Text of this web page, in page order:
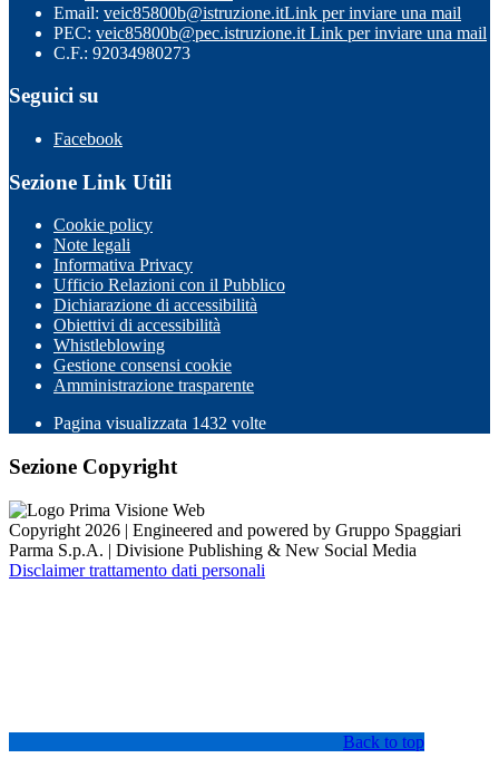
Email: veic85800b@istruzione.itLink per inviare una mail
PEC: veic85800b@pec.istruzione.it Link per inviare una mail
C.F.: 92034980273
Seguici su
Facebook
Sezione Link Utili
Cookie policy
Note legali
Informativa Privacy
Ufficio Relazioni con il Pubblico
Dichiarazione di accessibilità
Obiettivi di accessibilità
Whistleblowing
Gestione consensi cookie
Amministrazione trasparente
Pagina visualizzata 1432 volte
Sezione Copyright
Copyright 2026 | Engineered and powered by Gruppo Spaggiari
Parma S.p.A. | Divisione Publishing & New Social Media
Disclaimer trattamento dati personali
Back to top